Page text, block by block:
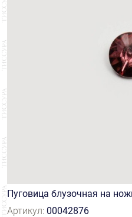
Пуговица блузочная на
митирующего кристалл, в
Артикул: 00042876